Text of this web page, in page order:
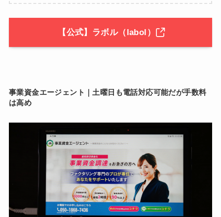
【公式】ラボル（labol）
事業資金エージェント｜土曜日も電話対応可能だが手数料
は高め